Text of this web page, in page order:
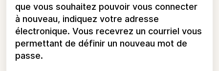
que vous souhaitez pouvoir vous connecter
à nouveau, indiquez votre adresse
électronique. Vous recevrez un courriel vous
permettant de définir un nouveau mot de
passe.